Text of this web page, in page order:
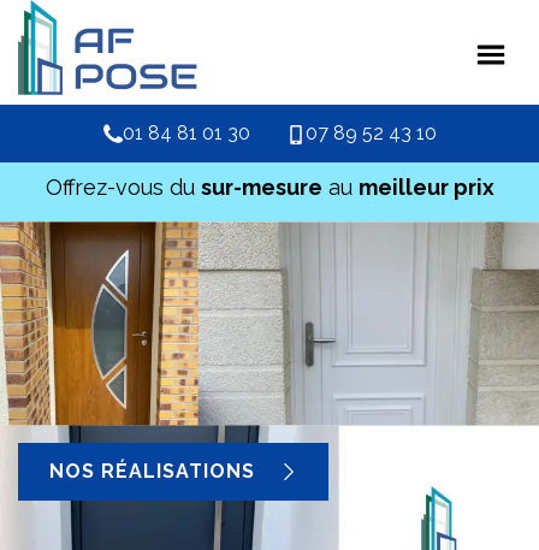
01 84 81 01 30 07 89 52 43 10
Offrez-vous du sur-mesure au meilleur prix
NOS RÉALISATIONS